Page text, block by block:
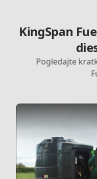
KingSpan
Pogledajte
Play